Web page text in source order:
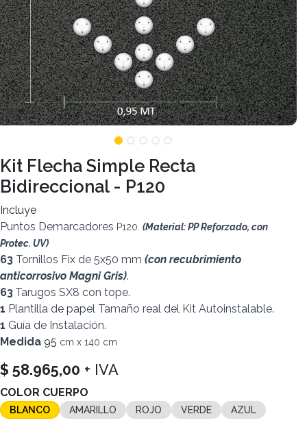
Kit Flecha Simple Recta
Bidireccional - P120
Incluye
Puntos Demarcadores P120. (Material: PP Reforzado, con
Protec. UV)
63 Tornillos Fix de 5x50 mm (con recubrimiento
anticorrosivo Magni Gris).
63 Tarugos SX8 con tope.
1 Plantilla de papel Tamaño real del Kit Autoinstalable.
1 Guía de Instalación.
Medida 95 cm x 140 cm
$ 58.965,00 + IVA
COLOR CUERPO
BLANCO AMARILLO ROJO VERDE AZUL